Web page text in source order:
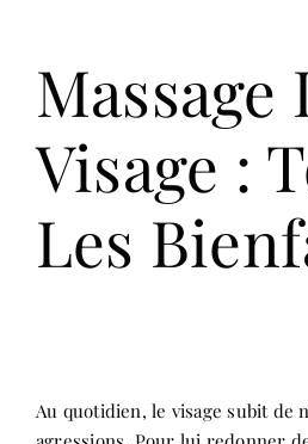
Massage
Visage :
Les
Au quotidien, le visage subit de